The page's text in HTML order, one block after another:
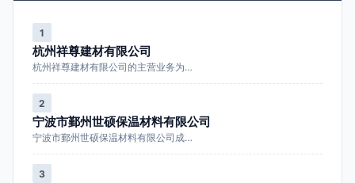
1
杭州祥尊建材有限公司
杭州祥尊建材有限公司的主营业务为…
2
宁波市鄞州世硕保温材料有限公司
宁波市鄞州世硕保温材料有限公司成…
3